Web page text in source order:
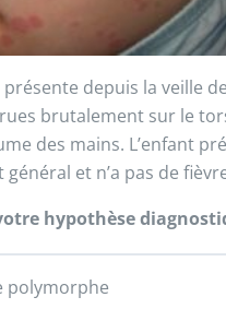
depuis la veille
brutalement sur le
des mains. L’enfant
et n’a pas de
hypothèse
polymorphe